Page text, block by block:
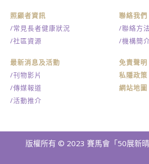
照顧者資訊
/常見長者健康狀況
/社區資源
最新消息及活動
/刊物影片
/傳媒報道
/活動推介
聯絡我們
/聯絡方法
/機構簡
免責聲明
私隱政策
網站地圖
版權所有 © 2023 賽馬會「50展新